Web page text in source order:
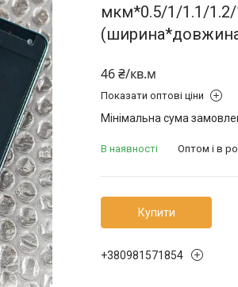
мкм*0.5/1/1.1/
46 ₴/кв.м
Показати оптові ціни
Мінімальна сума
В наявності Оптом і в
Купити
+380981571854